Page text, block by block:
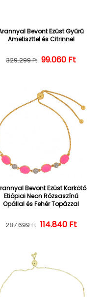
Bevont Ezüst Gyűrű
Ametiszttel és Citrinnel
Normál ár
329.299 Ft 99.060 Ft
Bevont Ezüst Karkötő
Etiópiai Neon Rózsaszínű
Opállal és Fehér Topázzal
Normál ár
287.699 Ft 114.840 Ft